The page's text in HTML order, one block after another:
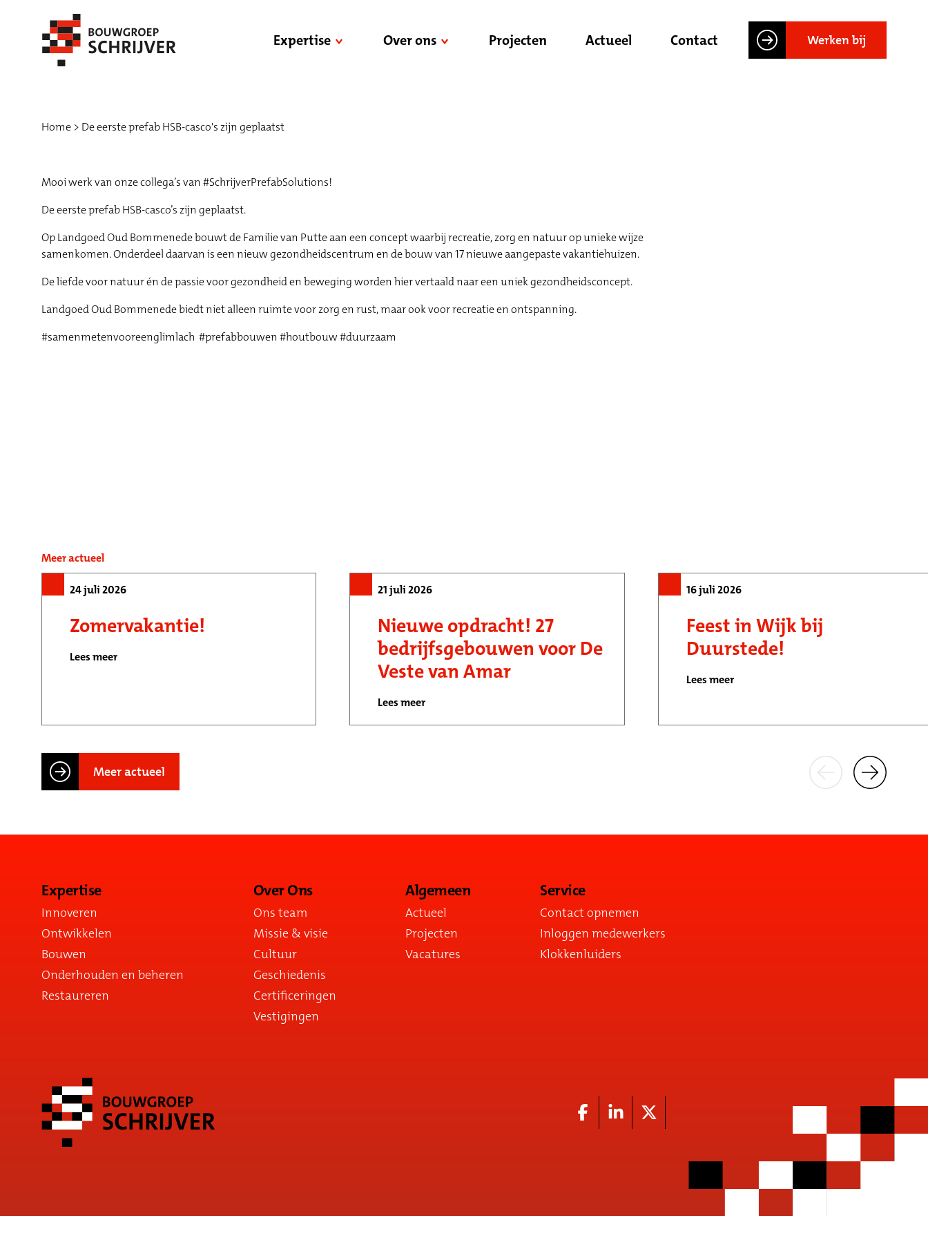
Expertise Over ons Projecten Actueel Contact Werken bij
Home De eerste prefab HSB-casco's zijn geplaatst
Mooi werk van onze collega’s van #SchrijverPrefabSolutions!
De eerste prefab HSB-casco’s zijn geplaatst.
Op Landgoed Oud Bommenede bouwt de Familie van Putte aan een concept waarbij recreatie, zorg en natuur op unieke wijze
samenkomen. Onderdeel daarvan is een nieuw gezondheidscentrum en de bouw van 17 nieuwe aangepaste vakantiehuizen.
De liefde voor natuur én de passie voor gezondheid en beweging worden hier vertaald naar een uniek gezondheidsconcept.
Landgoed Oud Bommenede biedt niet alleen ruimte voor zorg en rust, maar ook voor recreatie en ontspanning.
#samenmetenvooreenglimlach #prefabbouwen #houtbouw #duurzaam
Meer actueel
24 juli 2026
Zomervakantie!
Lees meer
21 juli 2026
Nieuwe opdracht! 27
bedrijfsgebouwen voor De
Veste van Amar
Lees meer
16 juli 2026
Feest in Wijk bij
Duurstede!
Lees meer
Meer actueel
Expertise
Innoveren
Ontwikkelen
Bouwen
Onderhouden en beheren
Restaureren
Over Ons
Ons team
Missie & visie
Cultuur
Geschiedenis
Certificeringen
Vestigingen
Algemeen
Actueel
Projecten
Vacatures
Service
Contact opnemen
Inloggen medewerkers
Klokkenluiders